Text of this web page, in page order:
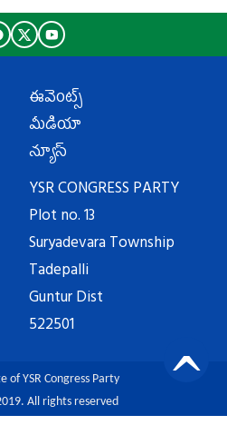
ఈవెంట్స్
మీడియా
న్యూస్
YSR CONGRESS PARTY
Plot no. 13
Suryadevara Township
Tadepalli
Guntur Dist
522501
of YSR Congress Party
All rights reserved